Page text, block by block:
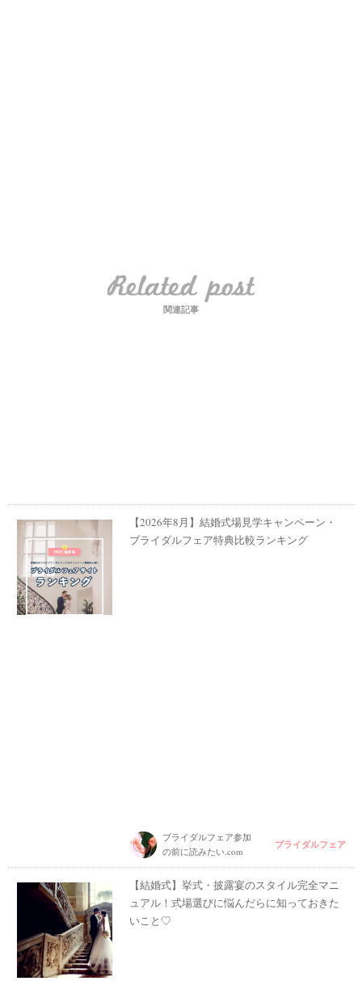
関連記事
【2026年8月】結婚式場見学キャンペーン・
ブライダルフェア特典比較ランキング
ブライダルフェア参加
の前に読みたい.com
ブライダルフェア
【結婚式】挙式・披露宴のスタイル完全マニ
ュアル！式場選びに悩んだらに知っておきた
いこと♡